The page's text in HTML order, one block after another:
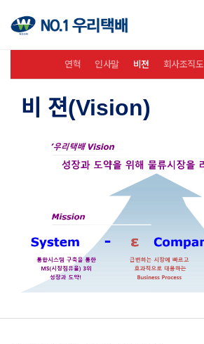
연혁 인사말 비젼 회사조직도
비 젼(Vision)